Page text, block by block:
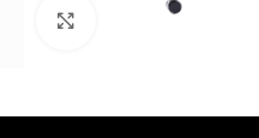
Büyütmek için tıklayın